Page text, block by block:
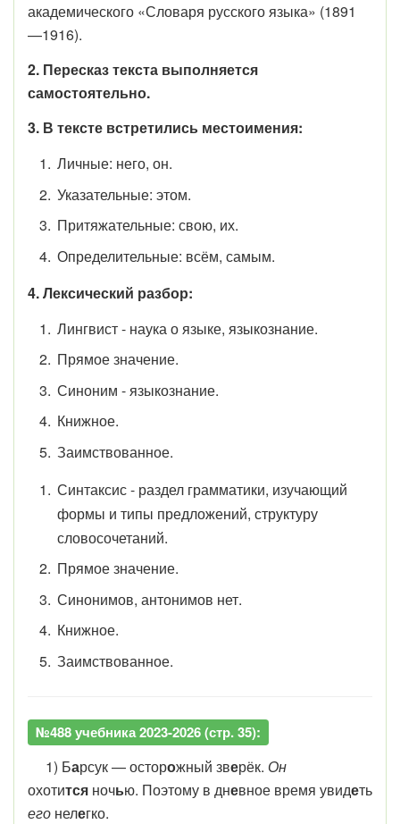
академического «Словаря русского языка» (1891
—1916).
2. Пересказ текста выполняется
самостоятельно.
3. В тексте встретились местоимения:
Личные: него, он.
Указательные: этом.
Притяжательные: свою, их.
Определительные: всём, самым.
4. Лексический разбор:
Лингвист - наука о языке, языкознание.
Прямое значение.
Синоним - языкознание.
Книжное.
Заимствованное.
Синтаксис - раздел грамматики, изучающий
формы и типы предложений, структуру
словосочетаний.
Прямое значение.
Синонимов, антонимов нет.
Книжное.
Заимствованное.
№488 учебника 2023-2026 (стр. 35):
1) Барсук — осторожный зверёк. Он
охотится ночью. Поэтому в дневное время увидеть
его нелегко.